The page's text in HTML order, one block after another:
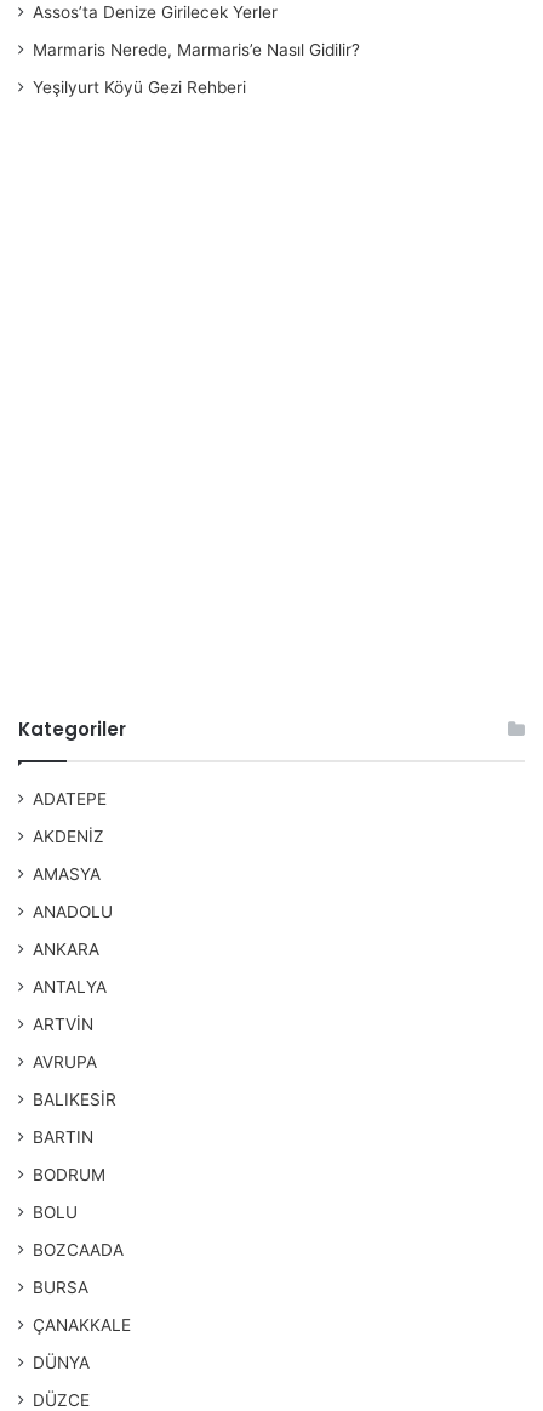
Assos’ta Denize Girilecek Yerler
Marmaris Nerede, Marmaris’e Nasıl Gidilir?
Yeşilyurt Köyü Gezi Rehberi
Kategoriler
ADATEPE
AKDENİZ
AMASYA
ANADOLU
ANKARA
ANTALYA
ARTVİN
AVRUPA
BALIKESİR
BARTIN
BODRUM
BOLU
BOZCAADA
BURSA
ÇANAKKALE
DÜNYA
DÜZCE